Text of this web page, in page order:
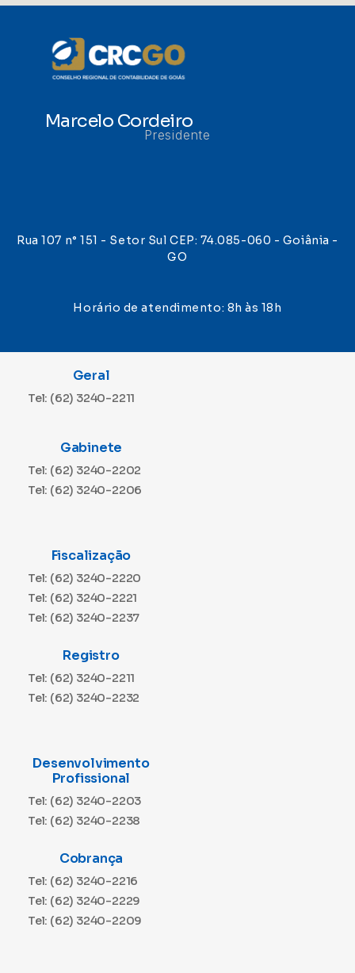
Marcelo Cordeiro
Presidente
Rua 107 n° 151 - Setor Sul CEP: 74.085-060 - Goiânia -
GO
Horário de atendimento: 8h às 18h
Geral
Tel: (62) 3240-2211
Gabinete
Tel: (62) 3240-2202
Tel: (62) 3240-2206
Fiscalização
Tel: (62) 3240-2220
Tel: (62) 3240-2221
Tel: (62) 3240-2237
Registro
Tel: (62) 3240-2211
Tel: (62) 3240-2232
Desenvolvimento
Profissional
Tel: (62) 3240-2203
Tel: (62) 3240-2238
Cobrança
Tel: (62) 3240-2216
Tel: (62) 3240-2229
Tel: (62) 3240-2209